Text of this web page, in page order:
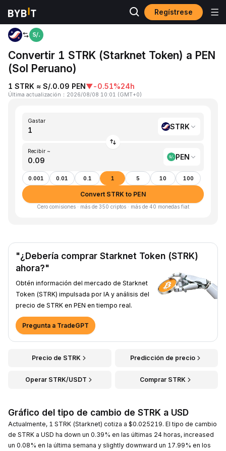
Regístrese
Inicio STRK to PEN
Convertir 1 STRK (Starknet Token) a PEN
(Sol Peruano)
1 STRK ≈ S/.0.09 PEN▼-0.51%24h
Última actualización ： 2026/08/08 10:01 (GMT+0)
Gastar
STRK
Recibir ~
PEN
0.001 0.01 0.1 1 5 10 100
Convert STRK to PEN
Cero comisiones · más de 350 criptos · más de 40 monedas fiat
"¿Debería comprar Starknet Token (STRK)
ahora?"
Obtén información del mercado de Starknet
Token (STRK) impulsada por IA y análisis del
precio de STRK en PEN en tiempo real.
Pregunta a TradeGPT
Precio de STRK Predicción de precio
Operar STRK/USDT Comprar STRK
Gráfico del tipo de cambio de STRK a USD
Actualmente, 1 STRK (Starknet) cotiza a $0.025219. El tipo de cambio
de STRK a USD ha down un 0.39% en las últimas 24 horas, increased
un 0.08% en la última semana y slightly downward un 17.99% en los